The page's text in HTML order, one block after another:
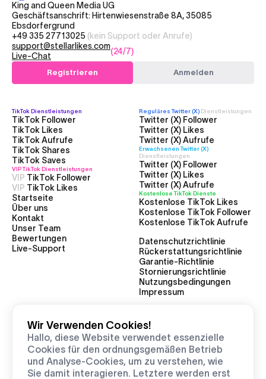
King and Queen Media UG
Geschäftsanschrift: Hirtenwiesenstraße 8A, 35085
Ebsdorfergrund
+49 335 27713025 (kein Support oder Anrufe)
support@stellarlikes.com
Live-Chat
(24/7)
Registrieren Anmelden
Startseite
Über uns
Kontakt
Unser Team
Bewertungen
Live-Support
TikTok Dienstleistungen
TikTok Follower
TikTok Likes
TikTok Aufrufe
TikTok Shares
TikTok Saves
VIP TikTok Dienstleistungen
VIP TikTok Follower
VIP TikTok Likes
Reguläres Twitter (X) Dienstleistungen
Twitter (X) Follower
Twitter (X) Likes
Twitter (X) Aufrufe
Erwachsenen Twitter (X)
Dienstleistungen
Twitter (X) Follower
Twitter (X) Likes
Twitter (X) Aufrufe
Kostenlose TikTok Dienste
Kostenlose TikTok Likes
Kostenlose TikTok Follower
Kostenlose TikTok Aufrufe
Datenschutzrichtlinie
Rückerstattungsrichtlinie
Garantie-Richtlinie
Stornierungsrichtlinie
Nutzungsbedingungen
Impressum
2025 Stellarlikes — Alle Rechte vorbehalten
Alle Systeme sind betriebsbereit
Wir Verwenden Cookies!
Hallo, diese Website verwendet essenzielle
Cookies für den ordnungsgemäßen Betrieb
und Analyse-Cookies, um zu verstehen, wie
Sie damit interagieren. Letztere werden erst